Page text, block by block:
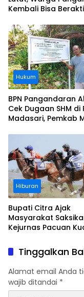
Kembali Bisa
Ditanggung BPJS
Hukum
BPN Pangandaran
Cek Dugaan SHM di
Madasari, Pemkab
Hiburan
Bupati Citra Ajak
Masyarakat
Kejurnas Pacuan
Legokjawa
Tinggalkan
Alamat email Anda
wajib ditandai *